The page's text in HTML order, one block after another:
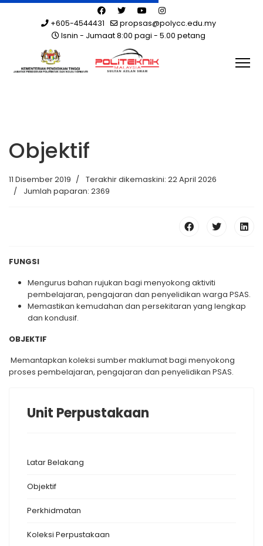
+605-4544431
propsas@polycc.edu.my
Isnin - Jumaat 8:00 pagi - 5.00 petang
Objektif
11 Disember 2019
Terakhir dikemaskini: 22 April 2026
Jumlah paparan: 2369
FUNGSI
Mengurus bahan rujukan bagi menyokong aktiviti
pembelajaran, pengajaran dan penyelidikan warga PSAS.
Memastikan kemudahan dan persekitaran yang lengkap
dan kondusif.
OBJEKTIF
Memantapkan koleksi sumber maklumat bagi menyokong
proses pembelajaran, pengajaran dan penyelidikan PSAS.
Unit Perpustakaan
Latar Belakang
Objektif
Perkhidmatan
Koleksi Perpustakaan